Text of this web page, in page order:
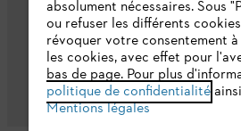
absolument nécessaires. Sous
ou refuser les différents
révoquer votre consentement
les cookies, avec effet pour
bas de page. Pour plus
politique de confidentialité
Mentions légales